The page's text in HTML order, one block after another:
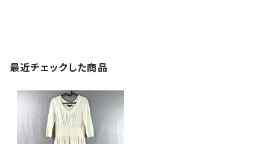
最近チェックした商品